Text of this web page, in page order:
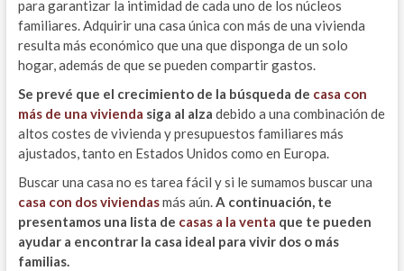
para garantizar la intimidad de cada uno de los núcleos
familiares. Adquirir una casa única con más de una vivienda
resulta más económico que una que disponga de un solo
hogar, además de que se pueden compartir gastos.
Se prevé que el crecimiento de la búsqueda de casa con
más de una vivienda siga al alza debido a una combinación de
altos costes de vivienda y presupuestos familiares más
ajustados, tanto en Estados Unidos como en Europa.
Buscar una casa no es tarea fácil y si le sumamos buscar una
casa con dos viviendasmás aún.A continuación, te
presentamos una lista de casas a la venta que te pueden
ayudar a encontrar la casa ideal para vivir dos o más
familias.